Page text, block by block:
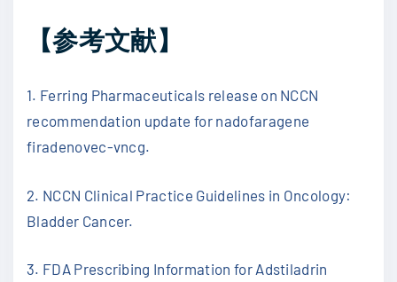
【参考文献】
1. Ferring Pharmaceuticals release on NCCN
recommendation update for nadofaragene
firadenovec-vncg.
2. NCCN Clinical Practice Guidelines in Oncology:
Bladder Cancer.
3. FDA Prescribing Information for Adstiladrin